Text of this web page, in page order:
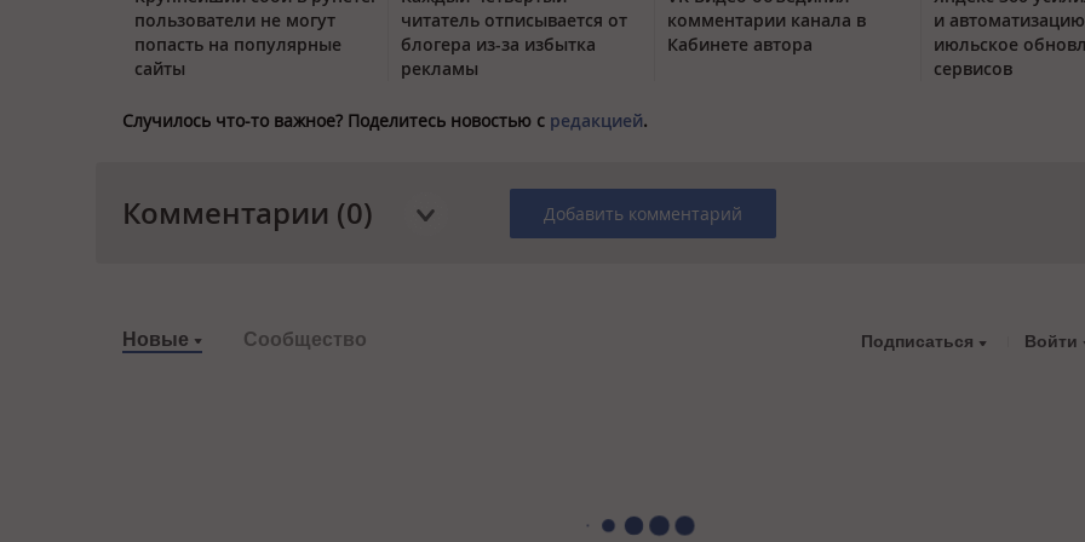
пользователи не могут
попасть на популярные
сайты
читатель отписывается от
блогера из-за избытка
рекламы
комментарии канала в
Кабинете автора
и
июльское
сервисов
Случилось что-то важное? Поделитесь новостью с редакцией.
Комментарии (0) Добавить комментарий
Новые Сообщество Подписаться Войти